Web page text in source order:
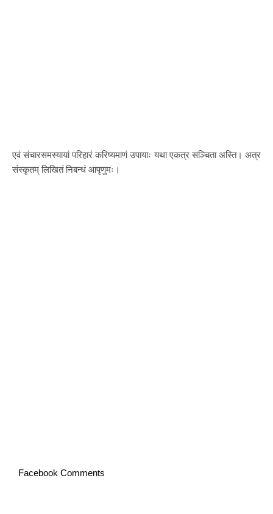
एवं संचारसमस्यायां परिहारं करिष्यमाणं उपायाः यथा एकत्र सञ्चिता अस्ति। अत्र
संस्कृतम् लिखितं निबन्धं आपृणुमः।
Facebook Comments